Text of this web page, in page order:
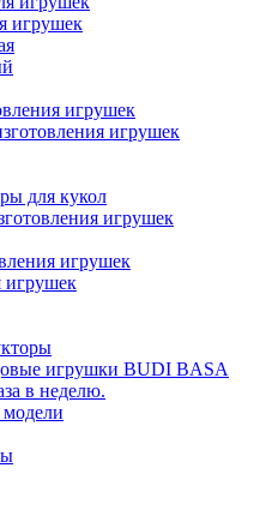
игрушек
игрушек
игрушек
для кукол
игрушек
игрушек
игрушек
игрушки BUDI BASA
в неделю.